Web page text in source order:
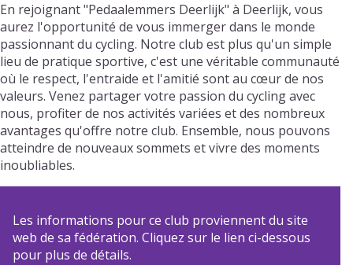
En rejoignant "Pedaalemmers Deerlijk" à Deerlijk, vous
aurez l'opportunité de vous immerger dans le monde
passionnant du cycling. Notre club est plus qu'un simple
lieu de pratique sportive, c'est une véritable communauté
où le respect, l'entraide et l'amitié sont au cœur de nos
valeurs. Venez partager votre passion du cycling avec
nous, profiter de nos activités variées et des nombreux
avantages qu'offre notre club. Ensemble, nous pouvons
atteindre de nouveaux sommets et vivre des moments
inoubliables.
Les informations pour ce club proviennent du site
web de sa fédération. Cliquez sur le lien ci-dessous
pour plus de détails.